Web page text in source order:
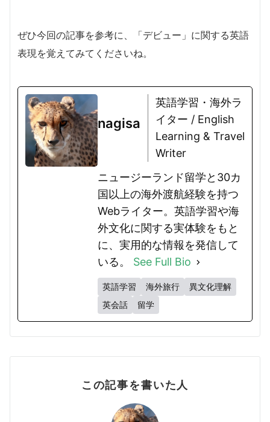
ぜひ今回の記事を参考に、「デビュー」に関する英語
表現を覚えてみてくださいね。
nagisa
英語学習・海外ラ
イター / English
Learning & Travel
Writer
ニュージーランド留学と30カ
国以上の海外渡航経験を持つ
Webライター。英語学習や海
外文化に関する実体験をもと
に、実用的な情報を発信して
いる。 See Full Bio
英語学習 海外旅行
異文化理解
英会話
留学
この記事を書いた人